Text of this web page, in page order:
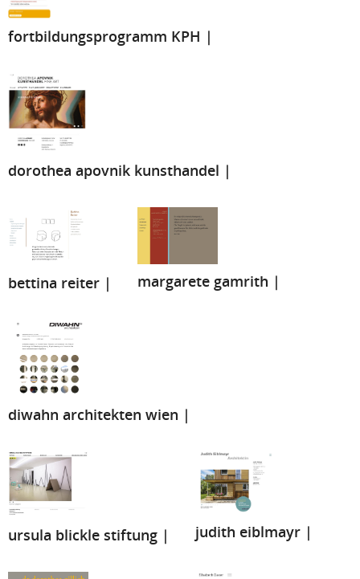
fortbildungsprogramm KPH |
dorothea apovnik kunsthandel |
bettina reiter | margarete gamrith |
diwahn architekten wien |
ursula blickle stiftung | judith eiblmayr |